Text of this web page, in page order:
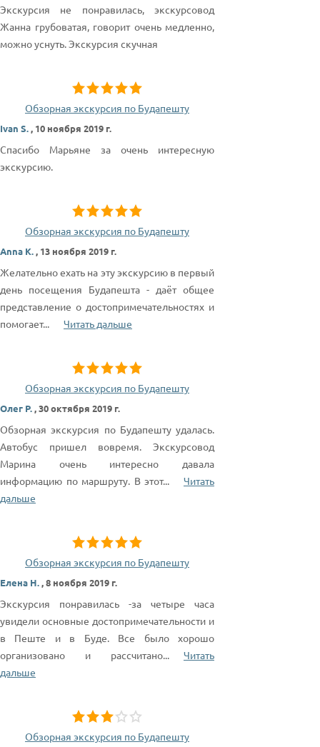
Экскурсия не понравилась, экскурсовод
Жанна грубоватая, говорит очень медленно,
можно уснуть. Экскурсия скучная
Обзорная экскурсия по Будапешту
Ivan S., 10 ноября 2019 г.
Спасибо Марьяне за очень интересную
экскурсию.
Обзорная экскурсия по Будапешту
Anna K., 13 ноября 2019 г.
Желательно ехать на эту экскурсию в первый
день посещения Будапешта - даёт общее
представление о достопримечательностях и
помогает... Читать дальше
Обзорная экскурсия по Будапешту
Олег Р.,30 октября 2019 г.
Обзорная экскурсия по Будапешту удалась.
Автобус пришел вовремя. Экскурсовод
Марина очень интересно давала
информацию по маршруту. В этот...
Читать
дальше
Обзорная экскурсия по Будапешту
Елена Н.,8 ноября 2019 г.
Экскурсия понравилась -за четыре часа
увидели основные достопримечательности и
в Пеште и в Буде. Все было хорошо
организовано и рассчитано...
Читать
дальше
Обзорная экскурсия по Будапешту